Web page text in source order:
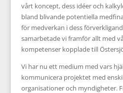
vårt koncept, dess idéer och
bland blivande potentiella
för medverkan i dess
samarbetade vi framför allt med
kompetenser kopplade till
Vi har nu ett medium med vars
kommunicera projektet med
organisationer och myndigheter.